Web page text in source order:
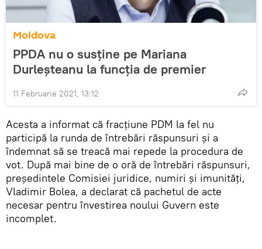
Moldova
PPDA nu o susține pe Mariana
Durleșteanu la funcția de premier
11 Februarie 2021, 13:12
Acesta a informat că fracțiune PDM la fel nu
participă la runda de întrebări răspunsuri și a
îndemnat să se treacă mai repede la procedura de
vot. După mai bine de o oră de întrebări răspunsuri,
președintele Comisiei juridice, numiri și imunități,
Vladimir Bolea, a declarat că pachetul de acte
necesar pentru învestirea noului Guvern este
incomplet.